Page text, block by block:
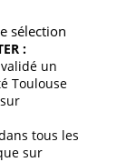
sélection
:
un
Toulouse
tous les
sur